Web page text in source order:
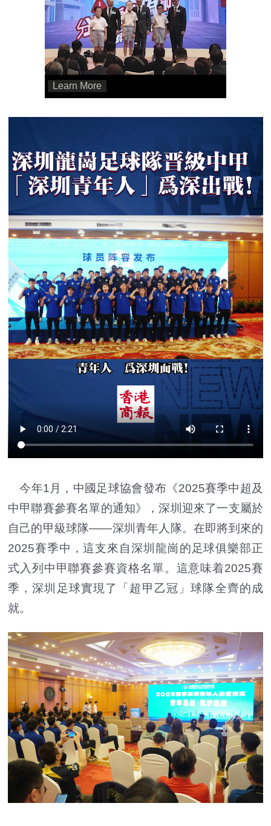
今年1月，中國足球協會發布《2025賽季中超及
中甲聯賽參賽名單的通知》，深圳迎來了一支屬於
自己的甲級球隊——深圳青年人隊。在即將到來的
2025賽季中，這支來自深圳龍崗的足球俱樂部正
式入列中甲聯賽參賽資格名單。這意味着2025賽
季，深圳足球實現了「超甲乙冠」球隊全齊的成
就。